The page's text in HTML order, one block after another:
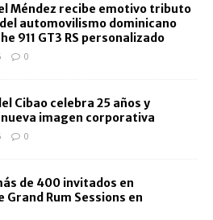
Méndez recibe emotivo tributo
automovilismo dominicano
911 GT3 RS personalizado
0
Cibao celebra 25 años y
imagen corporativa
0
de 400 invitados en
Grand Rum Sessions en